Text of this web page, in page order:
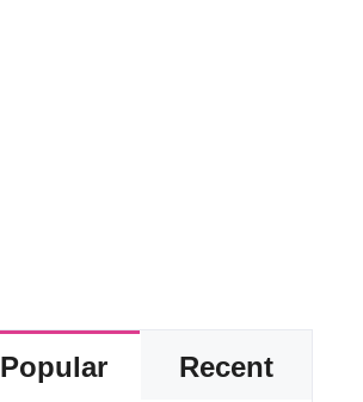
Popular Recent